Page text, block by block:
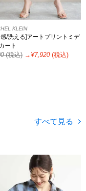
KLEIN
/洗える]アートプリントミデ
ート
(税込) →¥7,920 (税込)